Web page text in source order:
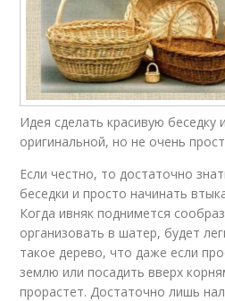
Идея сделать красивую беседку
оригинальной, но не очень
Если честно, то достаточно
беседки и просто начинать
Когда ивняк поднимется
организовать в шатер, будет
такое дерево, что даже если
землю или посадить вверх
прорастет. Достаточно лишь